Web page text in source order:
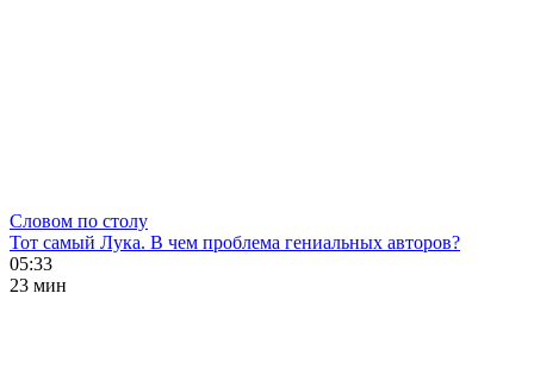
Словом по столу
Тот самый Лука. В чем проблема гениальных авторов?
05:33
23 мин